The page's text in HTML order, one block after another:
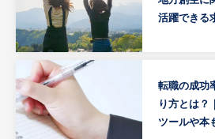
活躍できる
転職の成功
り方とは？
ツールや本